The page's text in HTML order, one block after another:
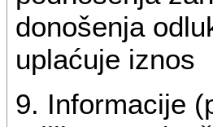
donošenja
uplaćuje iznos
9. Informacije